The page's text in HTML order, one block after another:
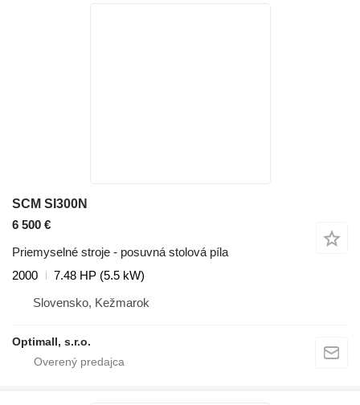
SCM SI300N
6 500 €
Priemyselné stroje - posuvná stolová píla
2000
7.48 HP (5.5 kW)
Slovensko, Kežmarok
Optimall, s.r.o.